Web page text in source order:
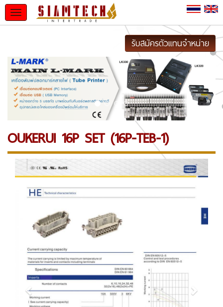
Toggle
รับสมัครตัวแทนจำหน่าย
OUKERUI 16P SET (16P-TEB-1)
Previous Next